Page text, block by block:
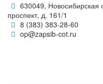
630049, Новосибирская
проспект, д. 161/1
8 (383) 383-28-60
op@zapsib-cot.ru